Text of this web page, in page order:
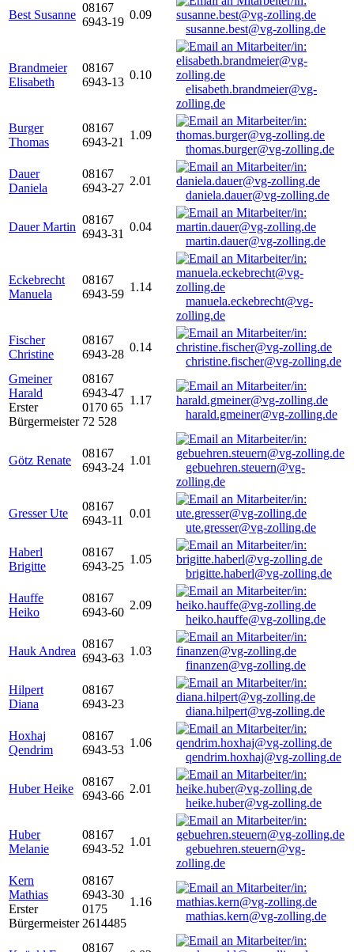
Best Susanne
08167
6943-19
0.09
susanne.best@vg-zolling.de
Brandmeier
Elisabeth
08167
6943-13
0.10
elisabeth.brandmeier@vg-
zolling.de
Burger
Thomas
08167
6943-21
1.09
thomas.burger@vg-zolling.de
Dauer
Daniela
08167
6943-27
2.01
daniela.dauer@vg-zolling.de
Dauer Martin
08167
6943-31
0.04
martin.dauer@vg-zolling.de
Eckebrecht
Manuela
08167
6943-59
1.14
manuela.eckebrecht@vg-
zolling.de
Fischer
Christine
08167
6943-28
0.14
christine.fischer@vg-zolling.de
Gmeiner
Harald
Erster
Bürgermeister
08167
6943-47
0170 65
72 528
1.17
harald.gmeiner@vg-zolling.de
Götz Renate
08167
6943-24
1.01
gebuehren.steuern@vg-
zolling.de
Gresser Ute
08167
6943-11
0.01
ute.gresser@vg-zolling.de
Haberl
Brigitte
08167
6943-25
1.05
brigitte.haberl@vg-zolling.de
Hauffe
Heiko
08167
6943-60
2.09
heiko.hauffe@vg-zolling.de
Hauk Andrea
08167
6943-63
1.03
finanzen@vg-zolling.de
Hilpert
Diana
08167
6943-23
diana.hilpert@vg-zolling.de
Hoxhaj
Qendrim
08167
6943-53
1.06
qendrim.hoxhaj@vg-zolling.de
Huber Heike
08167
6943-66
2.01
heike.huber@vg-zolling.de
Huber
Melanie
08167
6943-52
1.01
gebuehren.steuern@vg-
zolling.de
Kern
Mathias
Erster
Bürgermeister
08167
6943-30
0175
2614485
1.16
mathias.kern@vg-zolling.de
08167